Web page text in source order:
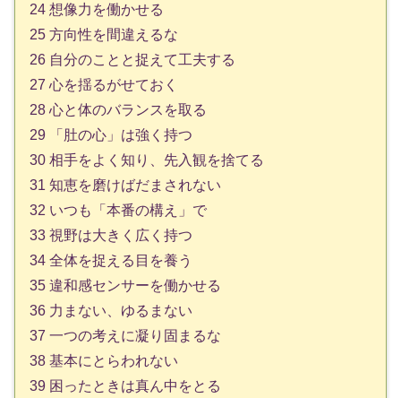
24 想像力を働かせる
25 方向性を間違えるな
26 自分のことと捉えて工夫する
27 心を揺るがせておく
28 心と体のバランスを取る
29 「肚の心」は強く持つ
30 相手をよく知り、先入観を捨てる
31 知恵を磨けばだまされない
32 いつも「本番の構え」で
33 視野は大きく広く持つ
34 全体を捉える目を養う
35 違和感センサーを働かせる
36 力まない、ゆるまない
37 一つの考えに凝り固まるな
38 基本にとらわれない
39 困ったときは真ん中をとる